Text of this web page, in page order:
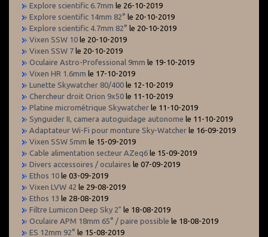
Explore scientific 6.7mm le 26-10-2019
Explore scientific 14mm 82° le 20-10-2019
Explore scientific 4.7mm 82° le 20-10-2019
Vixen SSW 10 le 20-10-2019
Vixen SSW 7 le 20-10-2019
Oculaire Astro-Professional 9mm le 19-10-2019
Vixen HR 1.6mm le 17-10-2019
Lunette Skywatcher 80/400 le 12-10-2019
Chercheur droit Orion 9x50 le 11-10-2019
Platine micrométrique Skywatcher le 11-10-2019
Synguider II, camera autoguidage autonome le 11-10-2019
Adaptateur Wi-Fi pour monture Sky-Watcher le 16-09-2019
Vixen SSW 5mm le 15-09-2019
Cable alimentation secteur AZeq6 le 15-09-2019
Divers accessoires / oculaires le 07-09-2019
Ethos 10 le 03-09-2019
Vixen LVW 42 le 29-08-2019
Ethos 13 le 28-08-2019
Filtre Lumicon Deep Sky 2" le 18-08-2019
Oculaire APM 18mm 65° / paire possible le 18-08-2019
ES 12mm 92° le 15-08-2019